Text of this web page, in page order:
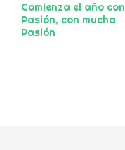
Comienza el año con
Pasión, con mucha
Pasión